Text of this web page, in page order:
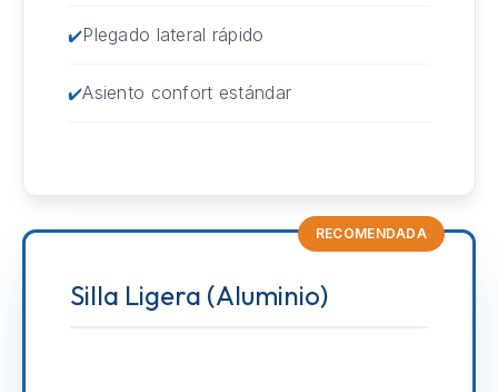
Plegado lateral rápido
Asiento confort estándar
RECOMENDADA
Silla Ligera (Aluminio)